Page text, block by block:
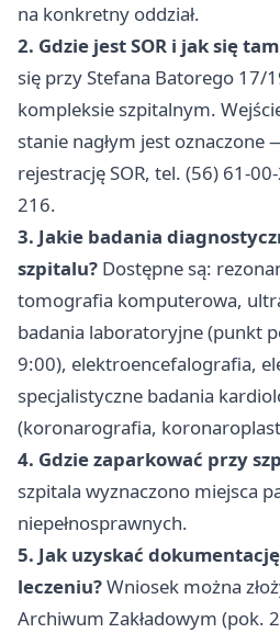
na konkretny oddział.
2. Gdzie jest SOR i jak się
się przy Stefana Batorego 17/
kompleksie szpitalnym.
stanie nagłym jest oznaczone
rejestrację SOR, tel. (56) 61-
216.
3. Jakie badania
szpitalu? Dostępne są:
tomografia komputerowa,
badania laboratoryjne (punkt
9:00), elektroencefalografia,
specjalistyczne badania
(koronarografia,
4. Gdzie zaparkować przy
szpitala wyznaczono miejsca
niepełnosprawnych.
5. Jak uzyskać
leczeniu?Wniosek można
Archiwum Zakładowym (pok.